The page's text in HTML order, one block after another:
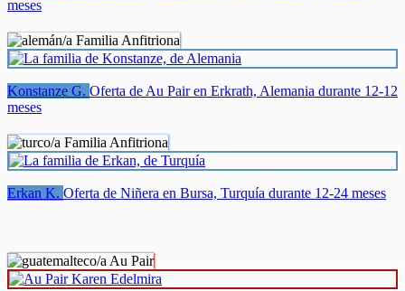
meses
Konstanze G. Oferta de Au Pair en Erkrath, Alemania durante 12-12
meses
Erkan K. Oferta de Niñera en Bursa, Turquía durante 12-24 meses